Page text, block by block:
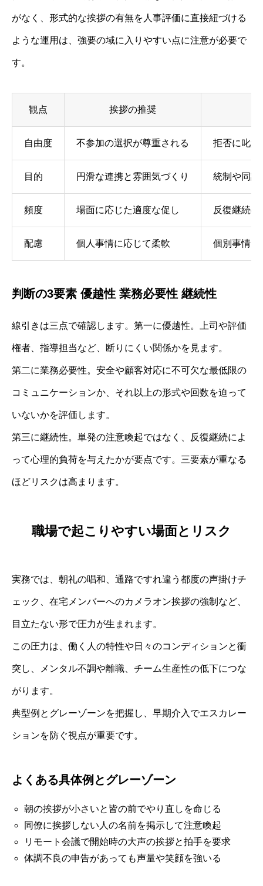
がなく、形式的な挨拶の有無を人事評価に直接紐づける
ような運用は、強要の域に入りやすい点に注意が必要で
す。
観点 挨拶の推奨
自由度 不参加の選択が尊重される 拒否に叱責
目的 円滑な連携と雰囲気づくり 統制や同調
頻度 場面に応じた適度な促し 反復継続
配慮 個人事情に応じて柔軟 個別事情を
判断の3要素 優越性 業務必要性 継続性
線引きは三点で確認します。第一に優越性。上司や評価
権者、指導担当など、断りにくい関係かを見ます。
第二に業務必要性。安全や顧客対応に不可欠な最低限の
コミュニケーションか、それ以上の形式や回数を迫って
いないかを評価します。
第三に継続性。単発の注意喚起ではなく、反復継続によ
って心理的負荷を与えたかが要点です。三要素が重なる
ほどリスクは高まります。
職場で起こりやすい場面とリスク
実務では、朝礼の唱和、通路ですれ違う都度の声掛けチ
ェック、在宅メンバーへのカメラオン挨拶の強制など、
目立たない形で圧力が生まれます。
この圧力は、働く人の特性や日々のコンディションと衝
突し、メンタル不調や離職、チーム生産性の低下につな
がります。
典型例とグレーゾーンを把握し、早期介入でエスカレー
ションを防ぐ視点が重要です。
よくある具体例とグレーゾーン
朝の挨拶が小さいと皆の前でやり直しを命じる
同僚に挨拶しない人の名前を掲示して注意喚起
リモート会議で開始時の大声の挨拶と拍手を要求
体調不良の申告があっても声量や笑顔を強いる